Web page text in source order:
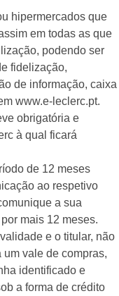
hipermercados que
em todas as que
podendo ser
fidelização,
de informação, caixa
www.e-leclerc.pt.
obrigatória e
à qual ficará
de 12 meses
ao respetivo
a sua
mais 12 meses.
e o titular, não
vale de compras,
identificado e
a forma de crédito